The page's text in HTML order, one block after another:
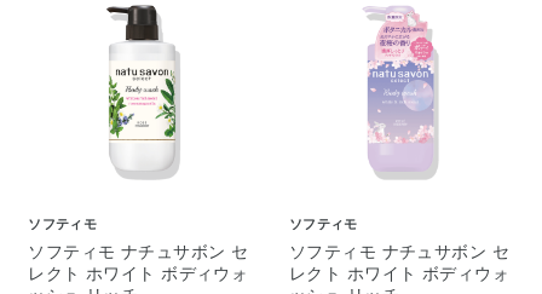
ソフティモ
ソフティモ ナチュサボン セ
レクト ホワイト ボディウォ
ソフティモ
ソフティモ ナチュサボン セ
レクト ホワイト ボディウォ